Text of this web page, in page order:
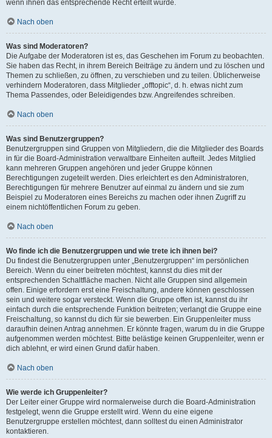
wenn ihnen das entsprechende Recht erteilt wurde.
Nach oben
Was sind Moderatoren?
Die Aufgabe der Moderatoren ist es, das Geschehen im Forum zu beobachten.
Sie haben das Recht, in ihrem Bereich Beiträge zu ändern und zu löschen und
Themen zu schließen, zu öffnen, zu verschieben und zu teilen. Üblicherweise
verhindern Moderatoren, dass Mitglieder „offtopic“, d. h. etwas nicht zum
Thema Passendes, oder Beleidigendes bzw. Angreifendes schreiben.
Nach oben
Was sind Benutzergruppen?
Benutzergruppen sind Gruppen von Mitgliedern, die die Mitglieder des Boards
in für die Board-Administration verwaltbare Einheiten aufteilt. Jedes Mitglied
kann mehreren Gruppen angehören und jeder Gruppe können
Berechtigungen zugeteilt werden. Dies erleichtert es den Administratoren,
Berechtigungen für mehrere Benutzer auf einmal zu ändern und sie zum
Beispiel zu Moderatoren eines Bereichs zu machen oder ihnen Zugriff zu
einem nichtöffentlichen Forum zu geben.
Nach oben
Wo finde ich die Benutzergruppen und wie trete ich ihnen bei?
Du findest die Benutzergruppen unter „Benutzergruppen“ im persönlichen
Bereich. Wenn du einer beitreten möchtest, kannst du dies mit der
entsprechenden Schaltfläche machen. Nicht alle Gruppen sind allgemein
offen. Einige erfordern erst eine Freischaltung, andere können geschlossen
sein und weitere sogar versteckt. Wenn die Gruppe offen ist, kannst du ihr
einfach durch die entsprechende Funktion beitreten; verlangt die Gruppe eine
Freischaltung, so kannst du dich für sie bewerben. Ein Gruppenleiter muss
daraufhin deinen Antrag annehmen. Er könnte fragen, warum du in die Gruppe
aufgenommen werden möchtest. Bitte belästige keinen Gruppenleiter, wenn er
dich ablehnt, er wird einen Grund dafür haben.
Nach oben
Wie werde ich Gruppenleiter?
Der Leiter einer Gruppe wird normalerweise durch die Board-Administration
festgelegt, wenn die Gruppe erstellt wird. Wenn du eine eigene
Benutzergruppe erstellen möchtest, dann solltest du einen Administrator
kontaktieren.